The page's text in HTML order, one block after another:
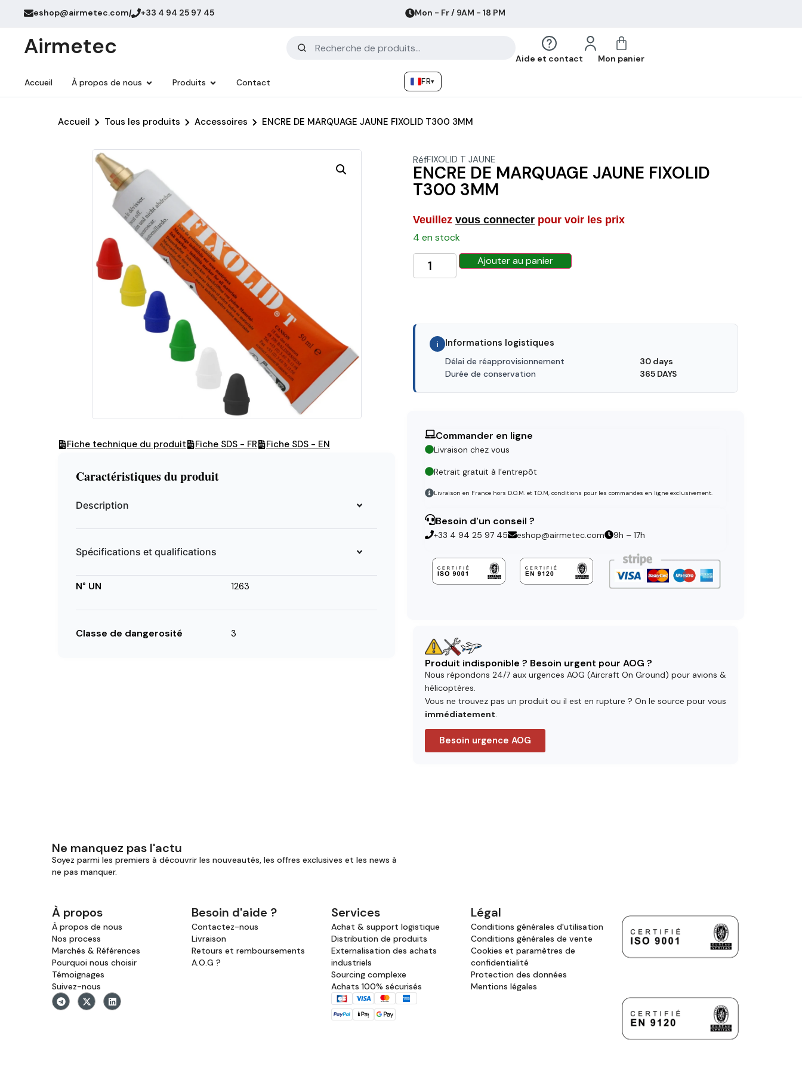
eshop@airmetec.com/ +33 4 94 25 97 45 Mon - Fr / 9AM - 18 PM
Airmetec Aide et contact Mon panier
Accueil À propos de nous Produits Contact FR▾
Accueil Tous les produits Accessoires ENCRE DE MARQUAGE JAUNE FIXOLID T300 3MM
RéfFIXOLID T JAUNE
ENCRE DE MARQUAGE JAUNE FIXOLID
T300 3MM
Veuillez vous connecter pour voir les prix
4 en stock
Ajouter au panier
i Informations logistiques
Délai de réapprovisionnement
30 days
Durée de conservation
365 DAYS
Commander en ligne
Livraison chez vous
Retrait gratuit à l’entrepôt
Livraison en France hors D.O.M. et T.O.M, conditions pour les commandes en ligne exclusivement.
Besoin d'un conseil ?
+33 4 94 25 97 45 eshop@airmetec.com 9h – 17h
Produit indisponible ? Besoin urgent pour AOG ?
Nous répondons 24/7 aux urgences AOG (Aircraft On Ground) pour avions &
hélicoptères.
Vous ne trouvez pas un produit ou il est en rupture ? On le source pour vous
immédiatement.
Besoin urgence AOG
Fiche technique du produit Fiche SDS - FR Fiche SDS - EN
Caractéristiques du produit
Description
Spécifications et qualifications
N° UN 1263
Classe de dangerosité 3
Ne manquez pas l'actu
Soyez parmi les premiers à découvrir les nouveautés, les offres exclusives et les news à
ne pas manquer.
À propos
À propos de nous
Nos process
Marchés & Références
Pourquoi nous choisir
Témoignages
Suivez-nous
Besoin d'aide ?
Contactez-nous
Livraison
Retours et remboursements
A.O.G ?
Services
Achat & support logistique
Distribution de produits
Externalisation des achats
industriels
Sourcing complexe
Achats 100% sécurisés
Légal
Conditions générales d'utilisation
Conditions générales de vente
Cookies et paramètres de
confidentialité
Protection des données
Mentions légales